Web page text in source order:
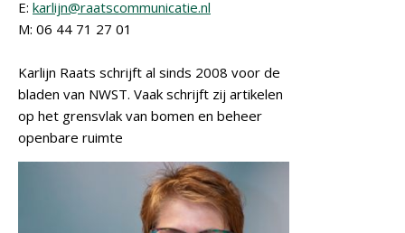
E: karlijn@raatscommunicatie.nl
M: 06 44 71 27 01
Karlijn Raats schrijft al sinds 2008 voor de
bladen van NWST. Vaak schrijft zij artikelen
op het grensvlak van bomen en beheer
openbare ruimte